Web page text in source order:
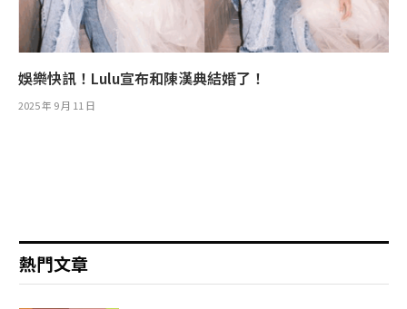
娛樂快訊！Lulu宣布和陳漢典結婚了！
2025 年 9 月 11 日
熱門文章